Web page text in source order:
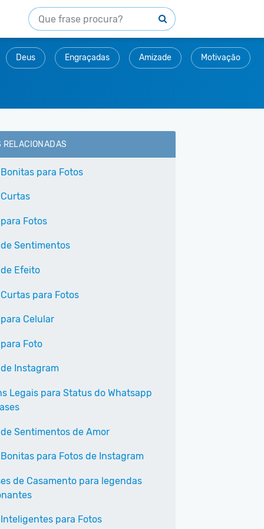
Deus Engraçadas Amizade Motivação
RELACIONADAS
para Fotos
Fotos
de Sentimentos
Efeito
para Fotos
Celular
Foto
de Instagram
Legais para Status do Whatsapp
Sentimentos de Amor
Bonitas para Fotos de Instagram
de Casamento para legendas
Inteligentes para Fotos